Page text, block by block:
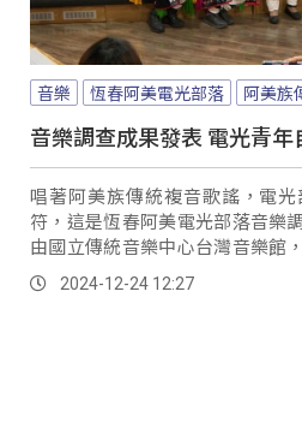
音樂 恆春阿美電光部落 阿美族
音樂調查成果發表 電光青
唱著阿美族傳統複音歌謠，電
符，這是恆春阿美電光部落音樂
由國立傳統音樂中心台灣音樂館
教育中心推動，透過系統性採集
珍貴的文化資產，而看見青年自
2024-12-24 12:27